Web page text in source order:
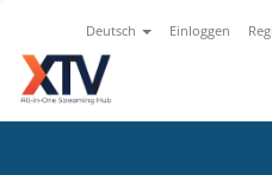
Deutsch Einloggen